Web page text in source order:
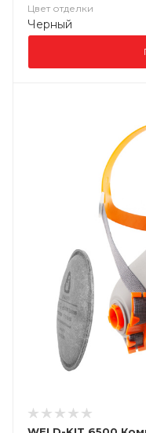
Цвет отделки
Черный